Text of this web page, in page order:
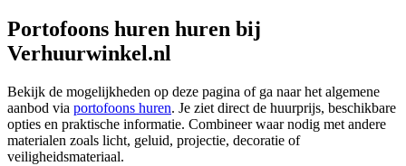
Portofoons huren huren bij
Verhuurwinkel.nl
Bekijk de mogelijkheden op deze pagina of ga naar het algemene
aanbod via portofoons huren. Je ziet direct de huurprijs, beschikbare
opties en praktische informatie. Combineer waar nodig met andere
materialen zoals licht, geluid, projectie, decoratie of
veiligheidsmateriaal.